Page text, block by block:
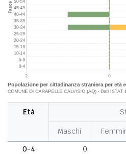
Età
Maschi
0-4
0